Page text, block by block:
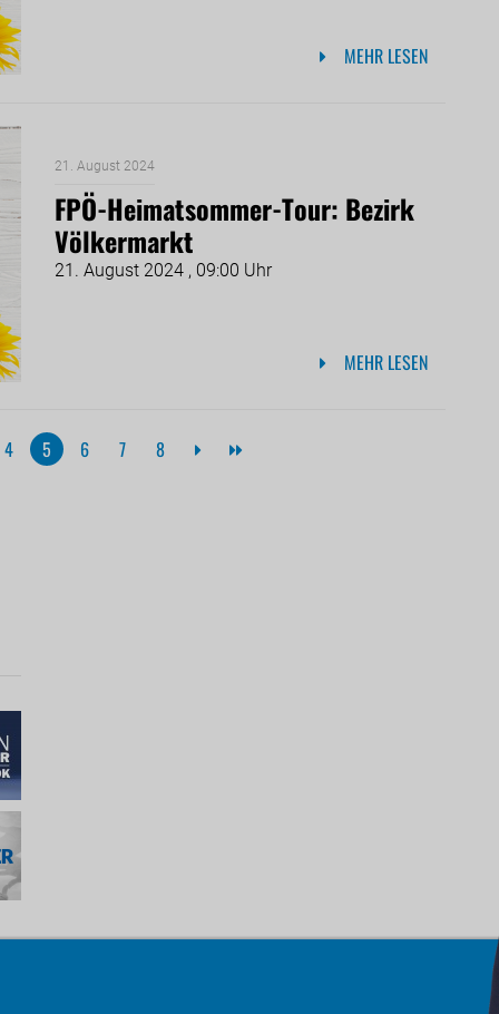
MEHR LESEN
21. August 2024
FPÖ-Heimatsommer-Tour: Bezirk
Völkermarkt
21. August 2024 , 09:00 Uhr
MEHR LESEN
4 5 6 7 8